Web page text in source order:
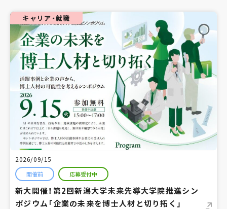
キャリア・就職
2026/09/15
開催前 応募受付中
新大開催！第2回新潟大学未来先導大学院推進シン
ポジウム「企業の未来を博士人材と切り拓く」